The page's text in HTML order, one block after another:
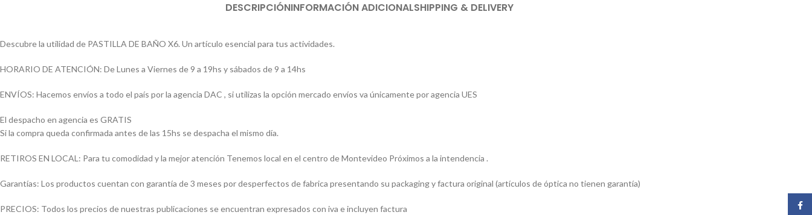
DESCRIPCIÓNINFORMACIÓN ADICIONALSHIPPING & DELIVERY
Descubre la utilidad de PASTILLA DE BAÑO X6. Un artículo esencial para tus actividades.
HORARIO DE ATENCIÓN: De Lunes a Viernes de 9 a 19hs y sábados de 9 a 14hs
ENVÍOS: Hacemos envíos a todo el país por la agencia DAC , si utilizas la opción mercado envíos va únicamente por agencia UES
El despacho en agencia es GRATIS
Si la compra queda confirmada antes de las 15hs se despacha el mismo día.
RETIROS EN LOCAL: Para tu comodidad y la mejor atención Tenemos local en el centro de Montevideo Próximos a la intendencia .
Garantías: Los productos cuentan con garantía de 3 meses por desperfectos de fabrica presentando su packaging y factura original (artículos de óptica no tienen garantía)
PRECIOS: Todos los precios de nuestras publicaciones se encuentran expresados con iva e incluyen factura